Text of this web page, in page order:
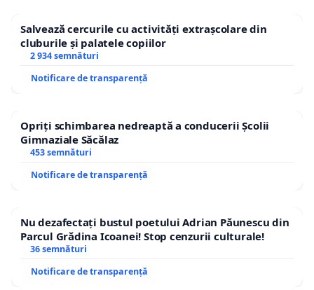
Salvează cercurile cu activități extrașcolare din
cluburile și palatele copiilor
2 934 semnături
Notificare de transparență
Opriți schimbarea nedreaptă a conducerii Școlii
Gimnaziale Săcălaz
453 semnături
Notificare de transparență
Nu dezafectați bustul poetului Adrian Păunescu din
Parcul Grădina Icoanei! Stop cenzurii culturale!
36 semnături
Notificare de transparență